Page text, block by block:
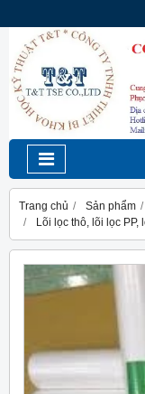
Trang chủ Sản phẩm
Lõi lọc thô, lõi lọc PP,